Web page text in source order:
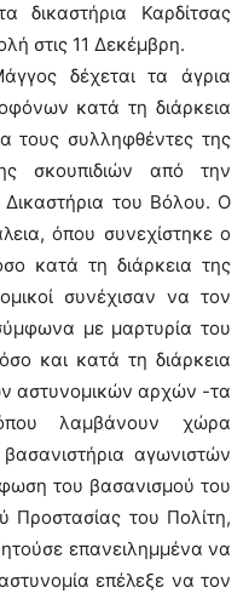
δικαστήρια Καρδίτσας
στις 11 Δεκέμβρη.
δέχεται τα άγρια
κατά τη διάρκεια
τους συλληφθέντες της
σκουπιδιών από την
του Βόλου. Ο
όπου συνεχίστηκε ο
κατά τη διάρκεια της
συνέχισαν να τον
με μαρτυρία του
και κατά τη διάρκεια
αστυνομικών αρχών -τα
λαμβάνουν χώρα
αγωνιστών
του βασανισμού του
Προστασίας του Πολίτη,
επανειλημμένα να
επέλεξε να τον